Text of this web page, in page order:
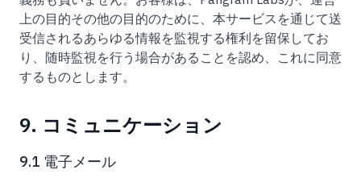
上の目的その他の目的のために、本サービスを通じて送
受信されるあらゆる情報を監視する権利を留保してお
り、随時監視を行う場合があることを認め、これに同意
するものとします。
9. コミュニケーション
9.1 電子メール